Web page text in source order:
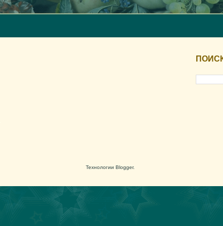
Технологии Blogger.